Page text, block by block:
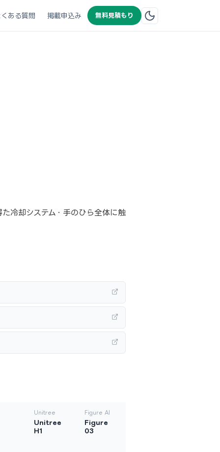
ある質問 掲載申込み 無料見積もり
冷却システム・手のひら全体に触
Unitree
Unitree
H1
Figure AI
Figure
03